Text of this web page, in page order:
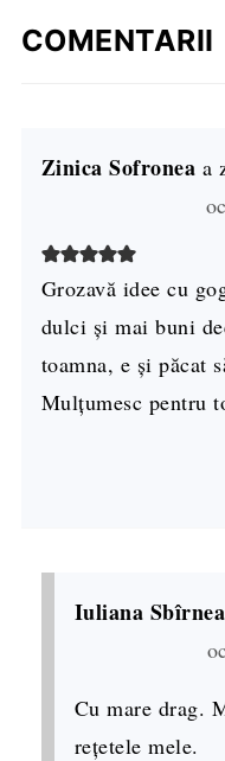
COMENTARII
Zinica Sofronea a
Grozavă idee cu
dulci și mai buni
toamna, e și păcat
Mulțumesc pentru
Iuliana Sbîrnea
Cu mare drag.
rețetele mele.